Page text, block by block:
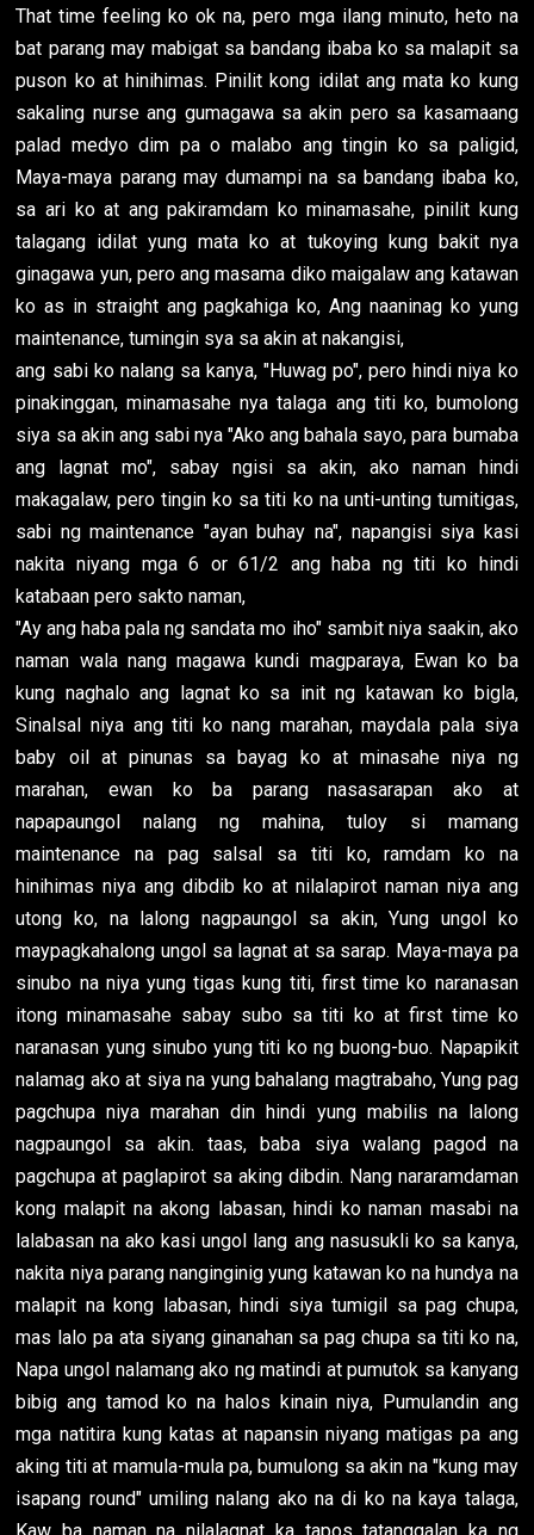
That time feeling ko ok na, pero mga ilang minuto, heto na
bat parang may mabigat sa bandang ibaba ko sa malapit sa
puson ko at hinihimas. Pinilit kong idilat ang mata ko kung
sakaling nurse ang gumagawa sa akin pero sa kasamaang
palad medyo dim pa o malabo ang tingin ko sa paligid,
Maya-maya parang may dumampi na sa bandang ibaba ko,
sa ari ko at ang pakiramdam ko minamasahe, pinilit kung
talagang idilat yung mata ko at tukoying kung bakit nya
ginagawa yun, pero ang masama diko maigalaw ang katawan
ko as in straight ang pagkahiga ko, Ang naaninag ko yung
maintenance, tumingin sya sa akin at nakangisi,
ang sabi ko nalang sa kanya, "Huwag po", pero hindi niya ko
pinakinggan, minamasahe nya talaga ang titi ko, bumolong
siya sa akin ang sabi nya "Ako ang bahala sayo, para bumaba
ang lagnat mo", sabay ngisi sa akin, ako naman hindi
makagalaw, pero tingin ko sa titi ko na unti-unting tumitigas,
sabi ng maintenance "ayan buhay na", napangisi siya kasi
nakita niyang mga 6 or 61/2 ang haba ng titi ko hindi
katabaan pero sakto naman,
"Ay ang haba pala ng sandata mo iho" sambit niya saakin, ako
naman wala nang magawa kundi magparaya, Ewan ko ba
kung naghalo ang lagnat ko sa init ng katawan ko bigla,
Sinalsal niya ang titi ko nang marahan, maydala pala siya
baby oil at pinunas sa bayag ko at minasahe niya ng
marahan, ewan ko ba parang nasasarapan ako at
napapaungol nalang ng mahina, tuloy si mamang
maintenance na pag salsal sa titi ko, ramdam ko na
hinihimas niya ang dibdib ko at nilalapirot naman niya ang
utong ko, na lalong nagpaungol sa akin, Yung ungol ko
maypagkahalong ungol sa lagnat at sa sarap. Maya-maya pa
sinubo na niya yung tigas kung titi, first time ko naranasan
itong minamasahe sabay subo sa titi ko at first time ko
naranasan yung sinubo yung titi ko ng buong-buo. Napapikit
nalamag ako at siya na yung bahalang magtrabaho, Yung pag
pagchupa niya marahan din hindi yung mabilis na lalong
nagpaungol sa akin. taas, baba siya walang pagod na
pagchupa at paglapirot sa aking dibdin. Nang nararamdaman
kong malapit na akong labasan, hindi ko naman masabi na
lalabasan na ako kasi ungol lang ang nasusukli ko sa kanya,
nakita niya parang nanginginig yung katawan ko na hundya na
malapit na kong labasan, hindi siya tumigil sa pag chupa,
mas lalo pa ata siyang ginanahan sa pag chupa sa titi ko na,
Napa ungol nalamang ako ng matindi at pumutok sa kanyang
bibig ang tamod ko na halos kinain niya, Pumulandin ang
mga natitira kung katas at napansin niyang matigas pa ang
aking titi at mamula-mula pa, bumulong sa akin na "kung may
isapang round" umiling nalang ako na di ko na kaya talaga,
Kaw ba naman na nilalagnat ka tapos tatanggalan ka ng